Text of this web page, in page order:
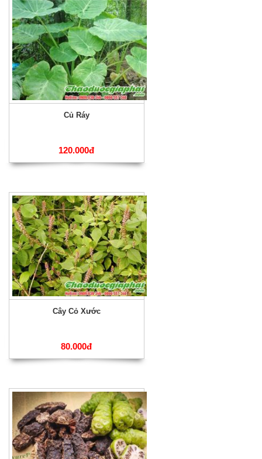
Củ Ráy
120.000đ
Cây Cỏ Xước
80.000đ